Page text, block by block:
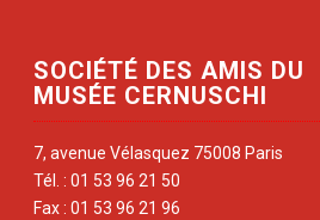
SOCIÉTÉ DES AMIS DU
MUSÉE CERNUSCHI
7, avenue Vélasquez 75008 Paris
Tél. : 01 53 96 21 50
Fax : 01 53 96 21 96